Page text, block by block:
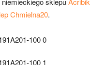
Chmielna20.